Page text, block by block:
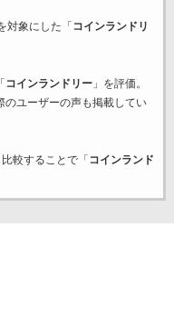
対象にした「 コインランドリ
コインランドリー」を評価。
のユーザーの声も掲載してい
較することで「 コインランド